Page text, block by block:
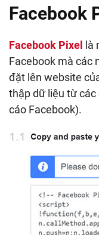
Facebook
Facebook Pixel là
Facebook mà các
đặt lên website
thập dữ liệu từ các
cáo Facebook).